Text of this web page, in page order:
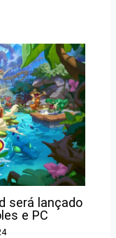
será lançado
e PC